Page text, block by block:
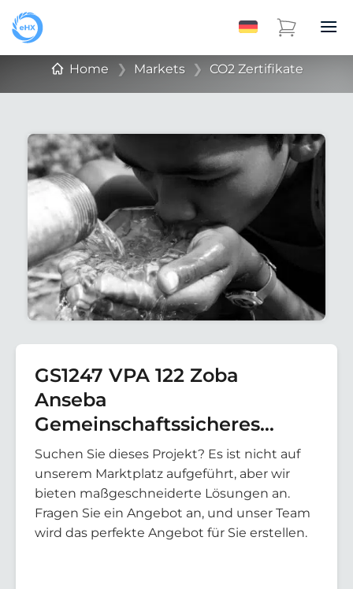
Home ❯ Markets ❯ CO2 Zertifikate
GS1247 VPA 122 Zoba
Anseba
Gemeinschaftssicheres
Wasser
Suchen Sie dieses Projekt? Es ist nicht auf
unserem Marktplatz aufgeführt, aber wir
bieten maßgeschneiderte Lösungen an.
Fragen Sie ein Angebot an, und unser Team
wird das perfekte Angebot für Sie erstellen.